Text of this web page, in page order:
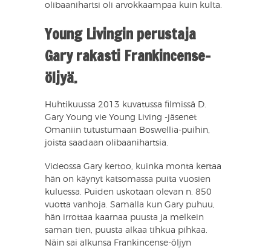
olibaanihartsi oli arvokkaampaa kuin kulta.
Young Livingin perustaja
Gary rakasti Frankincense-
öljyä.
Huhtikuussa 2013 kuvatussa filmissä D.
Gary Young vie Young Living -jäsenet
Omaniin tutustumaan Boswellia-puihin,
joista saadaan olibaanihartsia.
Videossa Gary kertoo, kuinka monta kertaa
hän on käynyt katsomassa puita vuosien
kuluessa. Puiden uskotaan olevan n. 850
vuotta vanhoja. Samalla kun Gary puhuu,
hän irrottaa kaarnaa puusta ja melkein
saman tien, puusta alkaa tihkua pihkaa.
Näin sai alkunsa Frankincense-öljyn